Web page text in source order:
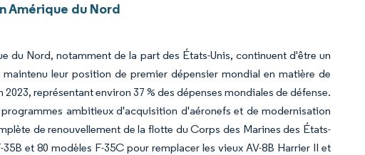
Amérique du Nord
du Nord, notamment de la part des États-Unis, continuent d'être un
leur position de premier dépensier mondial en matière de
représentant environ 37 % des dépenses mondiales de défense.
ambitieux d'acquisition d'aéronefs et de modernisation
de renouvellement de la flotte du Corps des Marines des États-
et 80 modèles F-35C pour remplacer les vieux AV-8B Harrier II et